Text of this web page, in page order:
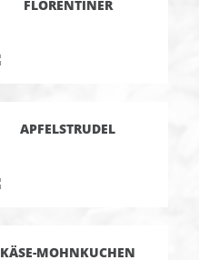
FLORENTINER
APFELSTRUDEL
KÄSE-MOHNKUCHEN